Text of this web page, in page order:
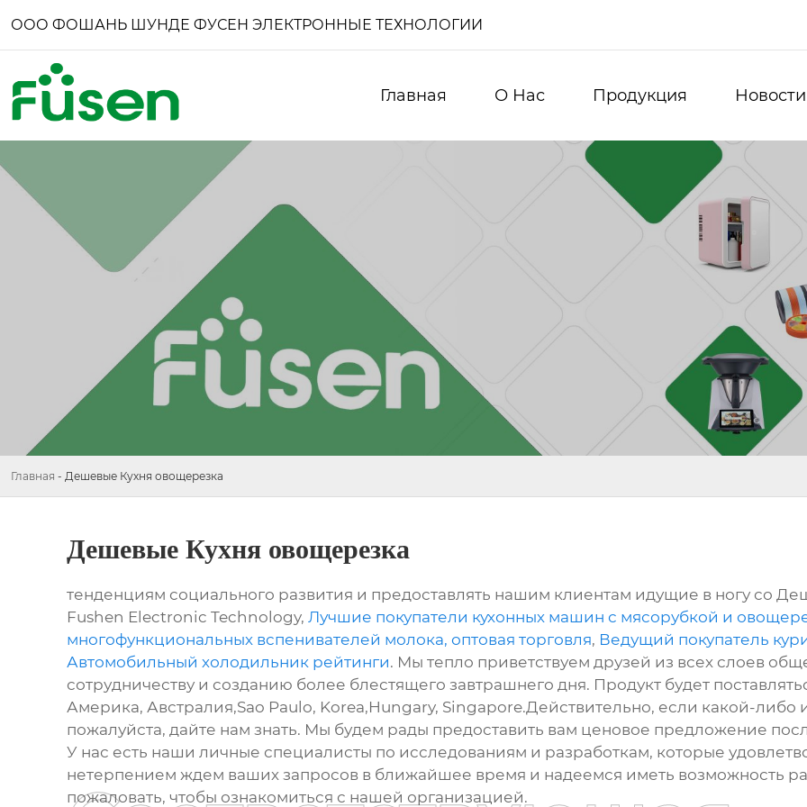
ООО ФОШАНЬ ШУНДЕ ФУСЕН ЭЛЕКТРОННЫЕ ТЕХНОЛОГИИ
Главная О Нас Продукция Новости
Главная - Дешевые Кухня овощерезка
Дешевые Кухня овощерезка
тенденциям социального развития и предоставлять нашим клиентам идущие в ногу со
Fushen Electronic Technology, Лучшие покупатели кухонных машин с мясорубкой и
многофункциональных вспенивателей молока, оптовая торговля, Ведущий покупатель
Автомобильный холодильник рейтинги. Мы тепло приветствуем друзей из всех слоев
сотрудничеству и созданию более блестящего завтрашнего дня. Продукт будет
Америка, Австралия,Sao Paulo, Korea,Hungary, Singapore.Действительно, если какой-либо
пожалуйста, дайте нам знать. Мы будем рады предоставить вам ценовое предложение
У нас есть наши личные специалисты по исследованиям и разработкам, которые
нетерпением ждем ваших запросов в ближайшее время и надеемся иметь возможность
пожаловать, чтобы ознакомиться с нашей организацией.